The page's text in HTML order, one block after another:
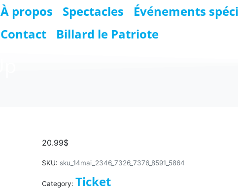
À propos Spectacles
Événements
Contact
Billard le Patriote
20.99$
SKU: sku_14mai_2346_7326_7376_8591_5864
Category: Ticket